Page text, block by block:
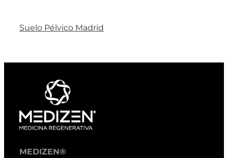
Suelo Pélvico Madrid
MEDIZEN®